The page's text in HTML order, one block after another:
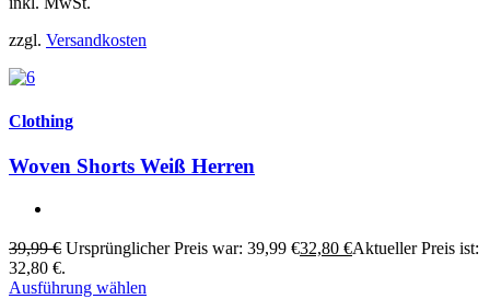
zzgl. Versandkosten
Clothing
Woven Shorts Weiß Herren
39,99€ Ursprünglicher Preis war: 39,99 €32,80 €Aktueller Preis ist:
32,80 €.
Ausführung wählen